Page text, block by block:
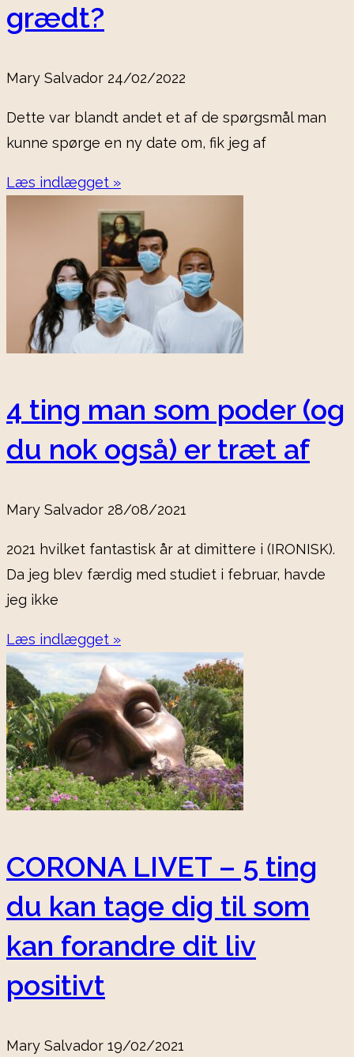
grædt?
Mary Salvador 24/02/2022
Dette var blandt andet et af de spørgsmål man
kunne spørge en ny date om, fik jeg af
Læs indlægget »
4 ting man som poder (og
du nok også) er træt af
Mary Salvador 28/08/2021
2021 hvilket fantastisk år at dimittere i (IRONISK).
Da jeg blev færdig med studiet i februar, havde
jeg ikke
Læs indlægget »
CORONA LIVET – 5 ting
du kan tage dig til som
kan forandre dit liv
positivt
Mary Salvador 19/02/2021